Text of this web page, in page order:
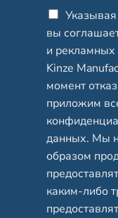
C
h
e
c
k
b
o
x
e
s
*
вы
и рекламных
Kinze
момент
приложим
данных. Мы
образом
каким-либо